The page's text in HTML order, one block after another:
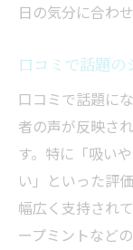
日の気分に合わ
口コミで話題の
口コミで話題に
者の声が反映さ
す。特に「吸い
い」といった評
幅広く支持され
ープミントなど